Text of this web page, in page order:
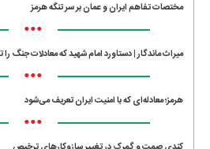
مختصات تفاهم ایران و عمان بر سر تنگه هرمز
•••
میراث ماندگار | دستاورد امام شهید که معادلات جنگ را
•••
هرمز؛ معادله‌ای که با امنیت ایران تعریف می‌شود
•••